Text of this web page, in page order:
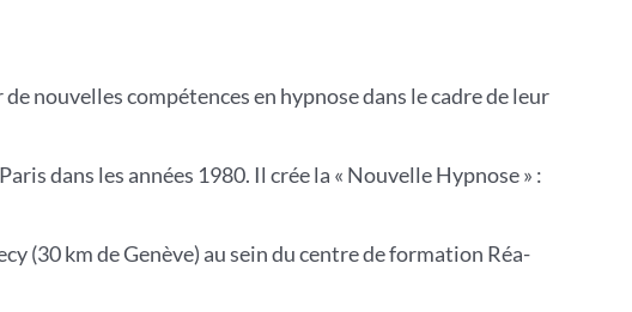
nouvelles compétences en hypnose dans le cadre de leur
dans les années 1980. Il crée la « Nouvelle Hypnose » :
(30 km de Genève) au sein du centre de formation Réa-